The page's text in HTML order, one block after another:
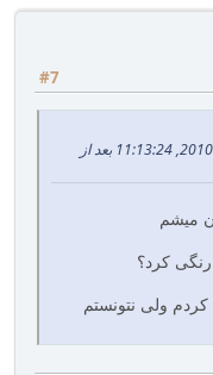
#7
نقل قول از: هادی صفی اقدم در جولای 23, 2010, 11:13:24 بعد از
میشم
ولی نتونستم